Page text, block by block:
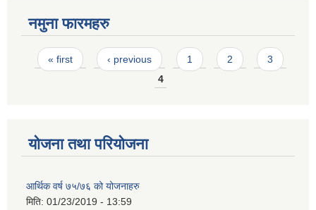
नमुना फारमहरु
Pages
« first ‹ previous 1 2
3
4
योजना तथा परियोजना
आर्थिक वर्ष ७५/७६ को योजनाहरु
मिति: 01/23/2019 - 13:59